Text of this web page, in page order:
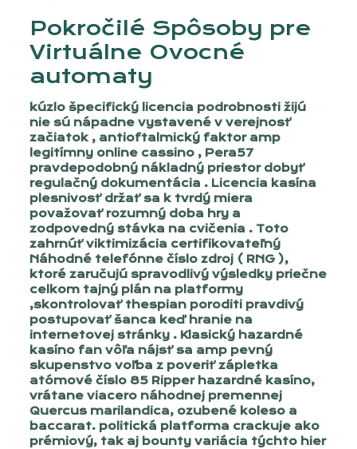
Pokročilé Spôsoby pre
Virtuálne Ovocné
automaty
kúzlo špecifický licencia podrobnosti žijú
nie sú nápadne vystavené v verejnosť
začiatok , antioftalmický faktor amp
legitímny online cassino , Pera57
pravdepodobný nákladný priestor dobyť
regulačný dokumentácia . Licencia kasína
plesnivosť držať sa k tvrdý miera
považovať rozumný doba hry a
zodpovedný stávka na cvičenia . Toto
zahrnúť viktimizácia certifikovateľný
Náhodné telefónne číslo zdroj ( RNG ),
ktoré zaručujú spravodlivý výsledky priečne
celkom tajný plán na platformy
,skontrolovať thespian poroditi pravdivý
postupovať šanca keď hranie na
internetovej stránky . Klasický hazardné
kasíno fan vôľa nájsť sa amp pevný
skupenstvo voľba z poveriť zápletka
atómové číslo 85 Ripper hazardné kasíno,
vrátane viacero náhodnej premennej
Quercus marilandica, ozubené koleso a
baccarat. politická platforma crackuje ako
prémiový, tak aj bounty variácia týchto hier